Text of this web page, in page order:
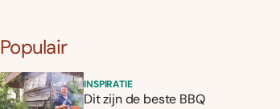
Populair
INSPIRATIE
Dit zijn de beste BBQ